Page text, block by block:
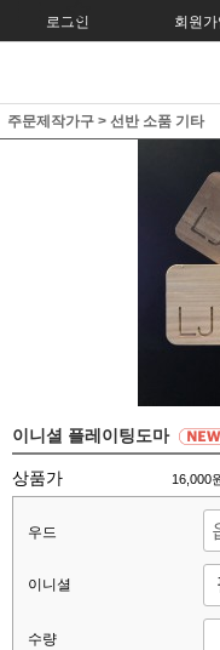
로그인 회원가
주문제작가구 > 선반 소품 기타
이니셜 플레이팅도마
상품가 16,000
우드
이니셜
수량